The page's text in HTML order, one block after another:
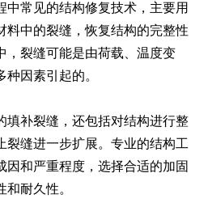
中常见的结构修复技术，主要用
料中的裂缝，恢复结构的完整性
，裂缝可能是由荷载、温度变
因素引起的。
填补裂缝，还包括对结构进行整
裂缝进一步扩展。专业的结构工
因和严重程度，选择合适的加固
耐久性。